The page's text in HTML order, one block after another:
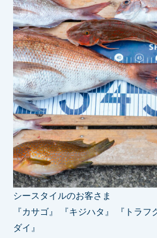
シースタイルのお客さま
『カサゴ』 『キジハタ』 『トラ
ダイ』